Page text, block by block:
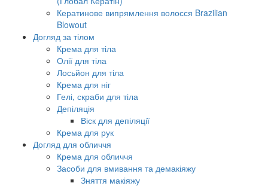
Кератинове випрямлення волосся Brazilian
Blowout
Догляд за тілом
Крема для тіла
Олії для тіла
Лосьйон для тіла
Крема для ніг
Гелі, скраби для тіла
Депіляція
Віск для депіляції
Крема для рук
Догляд для обличчя
Крема для обличчя
Засоби для вмивання та демакіяжу
Зняття макіяжу